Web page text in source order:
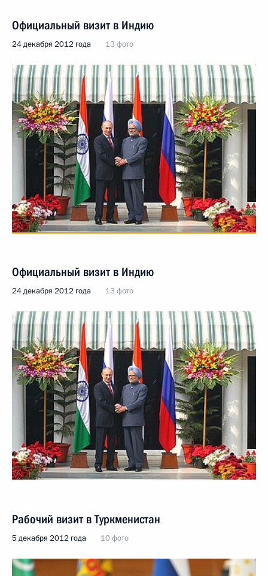
Официальный визит в Индию
24 декабря 2012 года 13 фото
Официальный визит в Индию
24 декабря 2012 года 13 фото
Рабочий визит в Туркменистан
5 декабря 2012 года 10 фото